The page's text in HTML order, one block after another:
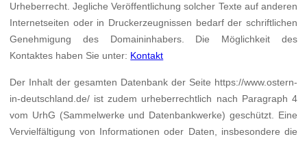
Urheberrecht. Jegliche Veröffentlichung solcher Texte auf anderen
Internetseiten oder in Druckerzeugnissen bedarf der schriftlichen
Genehmigung des Domaininhabers. Die Möglichkeit des
Kontaktes haben Sie unter: Kontakt
Der Inhalt der gesamten Datenbank der Seite https://www.ostern-
in-deutschland.de/ ist zudem urheberrechtlich nach Paragraph 4
vom UrhG (Sammelwerke und Datenbankwerke) geschützt. Eine
Vervielfältigung von Informationen oder Daten, insbesondere die